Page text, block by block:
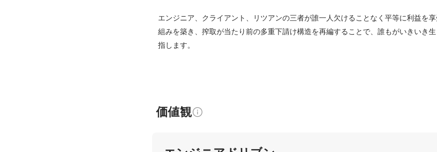
エンジニア、クライアント、リツアンの三者が誰一人欠けることなく平等に利益を
組みを築き、搾取が当たり前の多重下請け構造を再編することで、誰もがいきいき
指します。
価値観